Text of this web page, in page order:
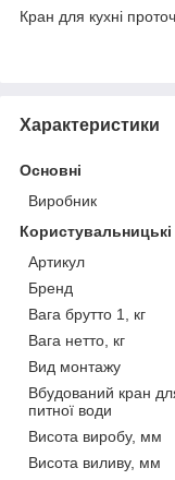
Кран для кухні
Характеристики
Основні
Виробник
Артикул
Бренд
Вага брутто 1, кг
Вага нетто, кг
Вид монтажу
Вбудований кран
питної води
Висота виробу, мм
Висота виливу, мм